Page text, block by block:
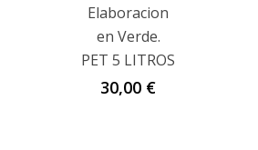
Elaboracion
en Verde.
PET 5 LITROS
30,00 €